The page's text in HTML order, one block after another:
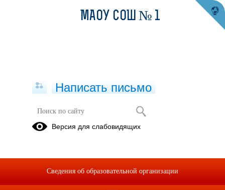
МАОУ СОШ № 1
Написать письмо
Версия для слабовидящих
Сведения об образовательной организации